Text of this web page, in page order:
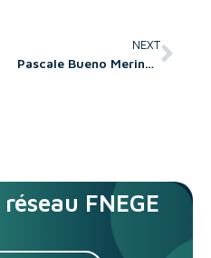
NEXT
Pascale Bueno Merino nommée Directrice de la Recherche de l’EMLV
FNEGE